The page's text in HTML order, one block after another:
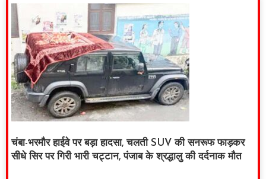
चंबा-भरमौर हाईवे पर बड़ा हादसा, चलती SUV की सनरूफ फाड़कर
सीधे सिर पर गिरी भारी चट्टान, पंजाब के श्रद्धालु की दर्दनाक मौत